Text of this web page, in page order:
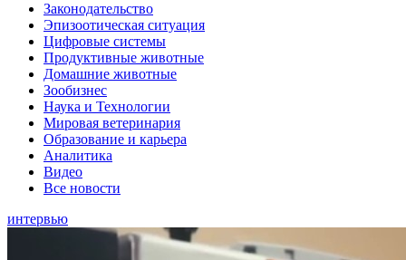
Законодательство
Эпизоотическая ситуация
Цифровые системы
Продуктивные животные
Домашние животные
Зообизнес
Наука и Технологии
Мировая ветеринария
Образование и карьера
Аналитика
Видео
Все новости
интервью